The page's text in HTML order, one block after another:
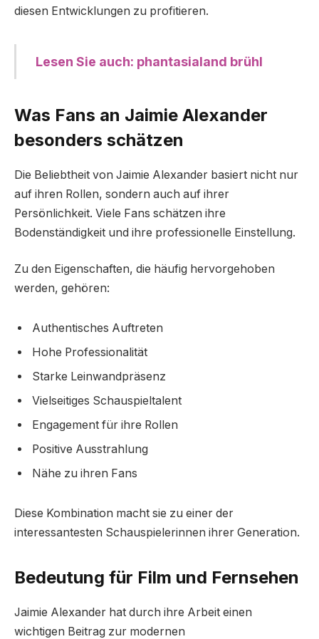
diesen Entwicklungen zu profitieren.
Lesen Sie auch: phantasialand brühl
Was Fans an Jaimie Alexander
besonders schätzen
Die Beliebtheit von Jaimie Alexander basiert nicht nur
auf ihren Rollen, sondern auch auf ihrer
Persönlichkeit. Viele Fans schätzen ihre
Bodenständigkeit und ihre professionelle Einstellung.
Zu den Eigenschaften, die häufig hervorgehoben
werden, gehören:
Authentisches Auftreten
Hohe Professionalität
Starke Leinwandpräsenz
Vielseitiges Schauspieltalent
Engagement für ihre Rollen
Positive Ausstrahlung
Nähe zu ihren Fans
Diese Kombination macht sie zu einer der
interessantesten Schauspielerinnen ihrer Generation.
Bedeutung für Film und Fernsehen
Jaimie Alexander hat durch ihre Arbeit einen
wichtigen Beitrag zur modernen